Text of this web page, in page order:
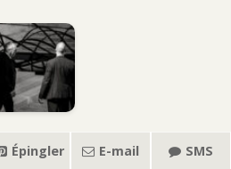
Épingler E-mail SMS